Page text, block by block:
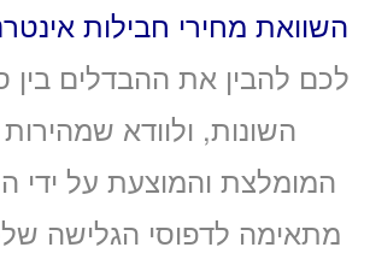
השוואת מחירי חבילות
לכם להבין את ההבדלים בין
השונות, ולוודא
המומלצת והמוצעת על ידי
מתאימה לדפוסי הגלישה